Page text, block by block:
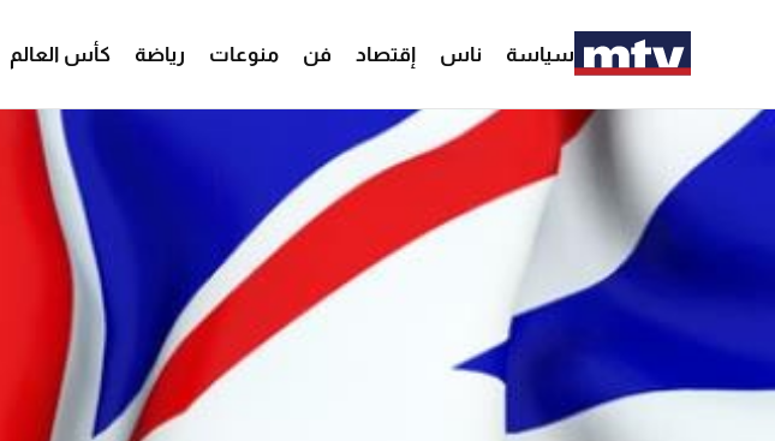
سياسة ناس إقتصاد فن منوعات رياضة كأس العالم